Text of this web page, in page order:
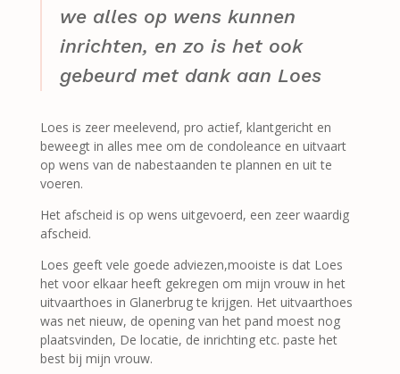
we alles op wens kunnen
inrichten, en zo is het ook
gebeurd met dank aan Loes
Loes is zeer meelevend, pro actief, klantgericht en
beweegt in alles mee om de condoleance en uitvaart
op wens van de nabestaanden te plannen en uit te
voeren.
Het afscheid is op wens uitgevoerd, een zeer waardig
afscheid.
Loes geeft vele goede adviezen,mooiste is dat Loes
het voor elkaar heeft gekregen om mijn vrouw in het
uitvaarthoes in Glanerbrug te krijgen. Het uitvaarthoes
was net nieuw, de opening van het pand moest nog
plaatsvinden, De locatie, de inrichting etc. paste het
best bij mijn vrouw.